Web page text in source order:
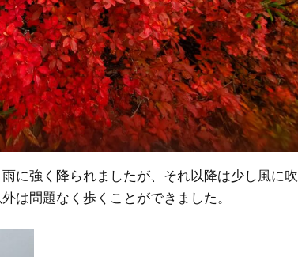
に強く降られましたが、それ以降は少し風に吹
は問題なく歩くことができました。